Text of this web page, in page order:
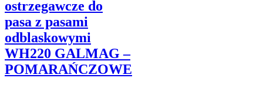
ostrzegawcze do
pasa z pasami
odblaskowymi
WH220 GALMAG –
POMARAŃCZOWE